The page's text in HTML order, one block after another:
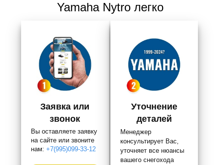
Yamaha Nytro легко
Заявка или
звонок
Вы оставляете заявку
на сайте или звоните
нам:+7(995)099-33-12
Уточнение
деталей
Менеджер
консультирует Вас,
уточняет все нюансы
вашего снегохода